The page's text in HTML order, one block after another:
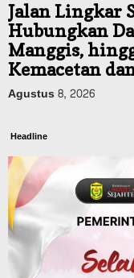
Jalan Lingkar
Hubungkan
Manggis,
Kemacetan
Agustus 8, 2026
Headline
Panaskan
FPTI
Kalsel
Agustus 8, 2026